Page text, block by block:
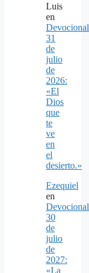
Luis
en
Devocional
31
de
julio
de
2026:
«El
Dios
que
te
ve
en
el
desierto.»
Ezequiel
en
Devocional
30
de
julio
de
2027:
«La